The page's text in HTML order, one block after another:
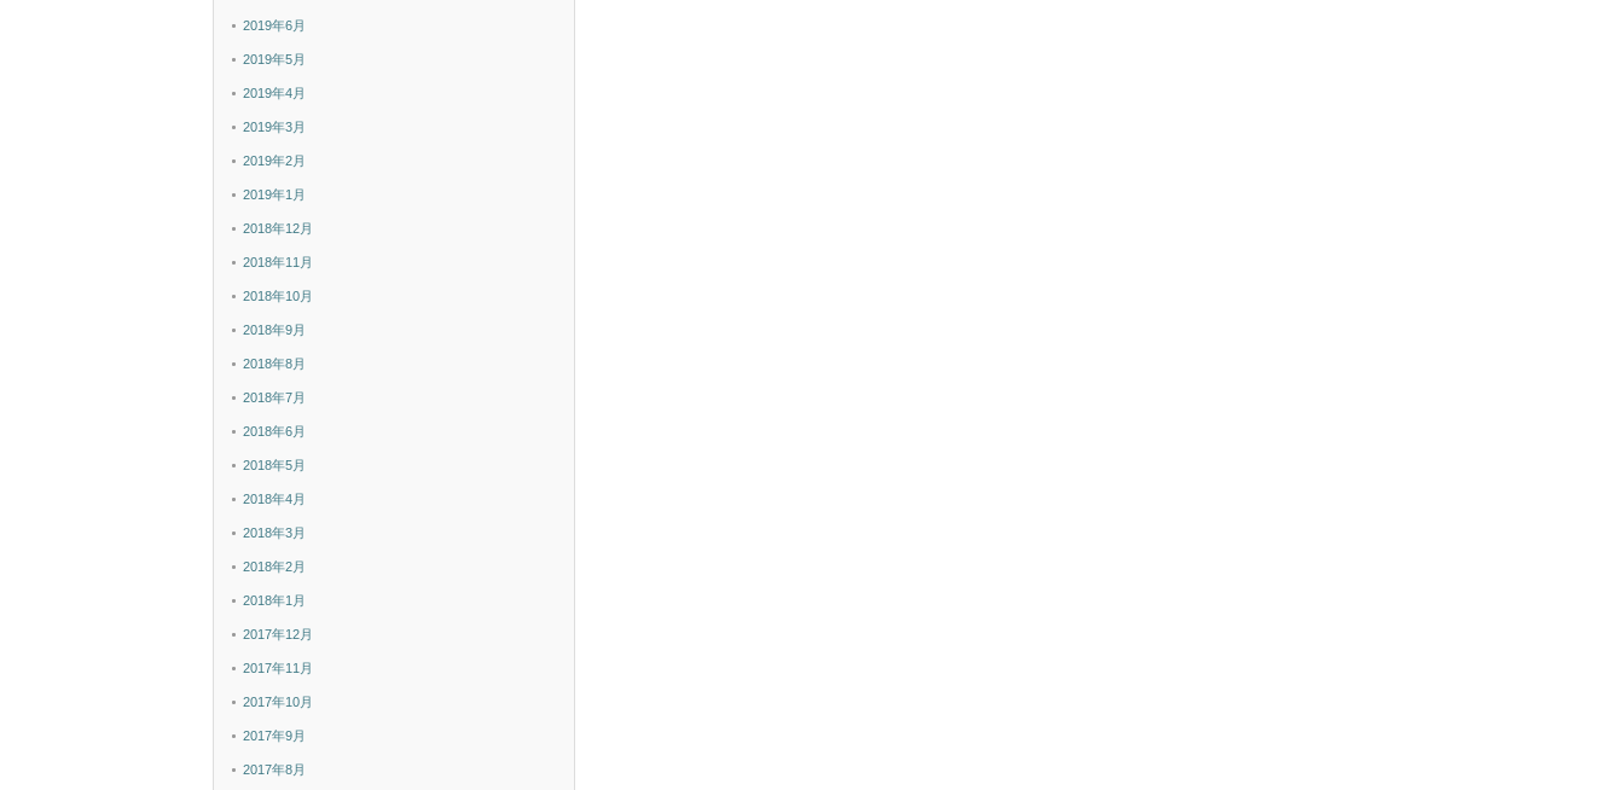
2019年6月
2019年5月
2019年4月
2019年3月
2019年2月
2019年1月
2018年12月
2018年11月
2018年10月
2018年9月
2018年8月
2018年7月
2018年6月
2018年5月
2018年4月
2018年3月
2018年2月
2018年1月
2017年12月
2017年11月
2017年10月
2017年9月
2017年8月